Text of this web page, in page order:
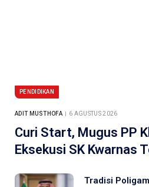
PENDIDIKAN
ADIT MUSTHOFA 6 AGUSTUS 2026
Curi Start, Mugus PP
Eksekusi SK Kwarnas
Tradisi